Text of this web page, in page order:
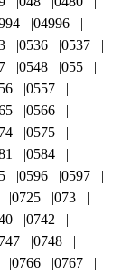
04996
0536
0537
0548
055
0557
0566
0575
0584
0596
0597
0725
073
0742
0748
0766
0767